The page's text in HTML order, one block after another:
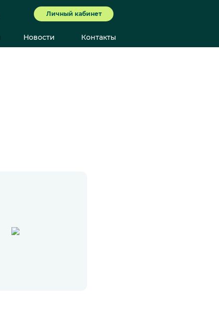
Личный кабинет
Новости Контакты